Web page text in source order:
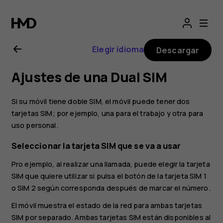
Guía
del
usuario
de
Nokia
G21
Elegir idioma Descargar
Ajustes de una Dual SIM
Si su móvil tiene doble SIM, el móvil puede tener dos
tarjetas SIM; por ejemplo, una para el trabajo y otra para
uso personal.
Seleccionar la tarjeta SIM que se va a usar
Pro ejemplo, al realizar una llamada, puede elegir la tarjeta
SIM que quiere utilizar si pulsa el botón de la tarjeta SIM 1
o SIM 2 según corresponda después de marcar el número.
El móvil muestra el estado de la red para ambas tarjetas
SIM por separado. Ambas tarjetas SIM están disponibles al